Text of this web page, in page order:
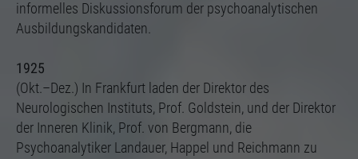
informelles Diskussionsforum der psychoanalytischen
Ausbildungskandidaten.
1925
(Okt.–Dez.) In Frankfurt laden der Direktor des
Neurologischen Instituts, Prof. Goldstein, und der Direktor
der Inneren Klinik, Prof. von Bergmann, die
Psychoanalytiker Landauer, Happel und Reichmann zu